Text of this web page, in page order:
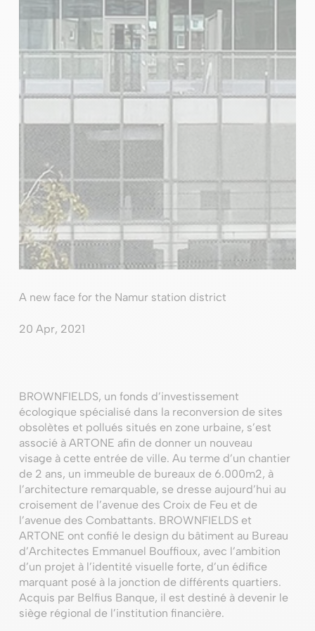
A new face for the Namur station district
20 Apr, 2021
BROWNFIELDS, un fonds d’investissement
écologique spécialisé dans la reconversion de sites
obsolètes et pollués situés en zone urbaine, s’est
associé à ARTONE afin de donner un nouveau
visage à cette entrée de ville. Au terme d’un chantier
de 2 ans, un immeuble de bureaux de 6.000m2, à
l’architecture remarquable, se dresse aujourd’hui au
croisement de l’avenue des Croix de Feu et de
l’avenue des Combattants. BROWNFIELDS et
ARTONE ont confié le design du bâtiment au Bureau
d’Architectes Emmanuel Bouffioux, avec l’ambition
d’un projet à l’identité visuelle forte, d’un édifice
marquant posé à la jonction de différents quartiers.
Acquis par Belfius Banque, il est destiné à devenir le
siège régional de l’institution financière.